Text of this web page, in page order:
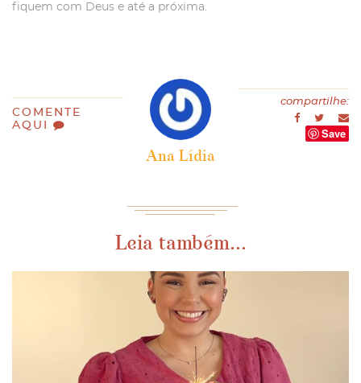
fiquem com Deus e até a próxima.
COMENTE
AQUI
Ana Lídia
compartilhe:
Save
Leia também...